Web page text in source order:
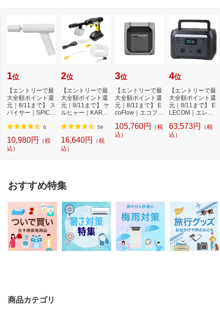
1位
【エントリーで最
大全額ポイント還
元｜8/11まで】 ス
パイサー｜SPICE
ケ...
6
10,980円
（税
込）
2位
【エントリーで最
大全額ポイント還
元｜8/11まで】 ケ
ルヒャー｜KARC
圧...
59
16,640円
（税
込）
3位
【エントリーで最
大全額ポイント還
元｜8/11まで】 E
coFlow｜エコフロ
P...
105,760円
（税
込）
4位
【エントリーで最
大全額ポイント還
元｜8/11まで】 E
LECOM｜エレコ
...
63,573円
（税
込）
おすすめ特集
商品カテゴリ